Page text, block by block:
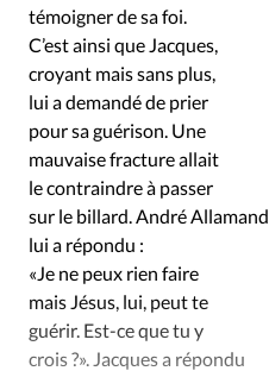
témoigner de sa foi.
C’est ainsi que Jacques,
croyant mais sans plus,
lui a demandé de prier
pour sa guérison. Une
mauvaise fracture allait
le contraindre à passer
sur le billard. André Allamand
lui a répondu :
«Je ne peux rien faire
mais Jésus, lui, peut te
guérir. Est-ce que tu y
crois ?». Jacques a répondu